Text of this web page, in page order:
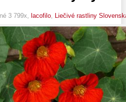
3 799x, lacofilo Liečivé rastliny